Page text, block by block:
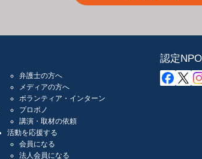
弁護士の方へ
メディアの方へ
ボランティア・インターン
プロボノ
講演・取材の依頼
活動を応援する
会員になる
法人会員になる
認定